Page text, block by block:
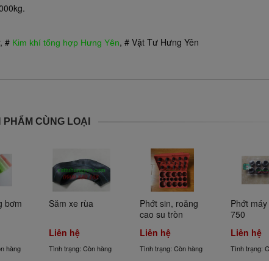
# Kim khí tổng hợp Hưng Yên, # Vật Tư Hưng Yên
PHẨM CÙNG LOẠI
bơm
hàng
Săm xe rùa
Liên hệ
Tình trạng: Còn hàng
Phớt sin, roăng
cao su tròn
Liên hệ
Tình trạng: Còn hàng
Phớt
750
Liên hệ
Tình trạng: